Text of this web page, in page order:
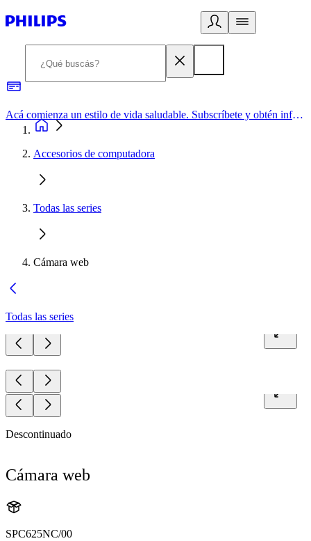
Acá comienza un estilo de vida saludable. Subscríbete y obtén información de primera mano
Accesorios de computadora
Todas las series
Cámara web
Todas las series
Descontinuado
Cámara web
SPC625NC/00